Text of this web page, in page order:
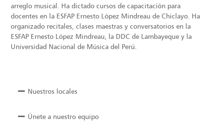
arreglo musical. Ha dictado cursos de capacitación para
docentes en la ESFAP Ernesto López Mindreau de Chiclayo. Ha
organizado recitales, clases maestras y conversatorios en la
ESFAP Ernesto López Mindreau, la DDC de Lambayeque y la
Universidad Nacional de Música del Perú.
Nuestros locales
Únete a nuestro equipo